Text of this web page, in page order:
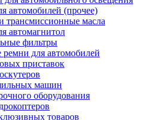
автомобилей (прочее)
трансмиссионные масла
автомагнитол
фильтры
для автомобилей
приставок
машин
оборудования
товаров